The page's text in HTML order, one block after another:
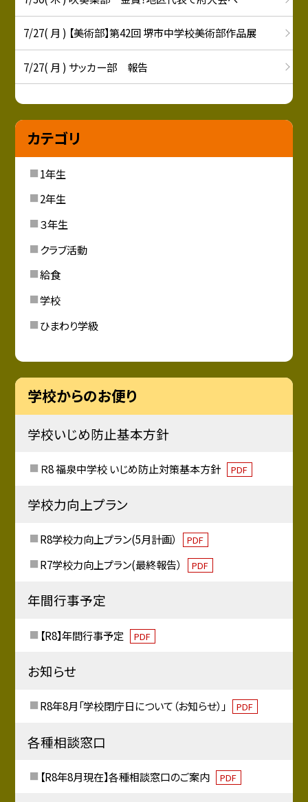
7/27( 月 ) 【美術部】第42回 堺市中学校美術部作品展
7/27( 月 ) サッカー部 報告
カテゴリ
1年生
2年生
３年生
クラブ活動
給食
学校
ひまわり学級
学校からのお便り
学校いじめ防止基本方針
Ｒ8 福泉中学校 いじめ防止対策基本方針 PDF
学校力向上プラン
R8学校力向上プラン(5月計画） PDF
R7学校力向上プラン(最終報告） PDF
年間行事予定
【R8】年間行事予定 PDF
お知らせ
R8年8月「学校閉庁日について（お知らせ）」 PDF
各種相談窓口
【R8年8月現在】各種相談窓口のご案内 PDF